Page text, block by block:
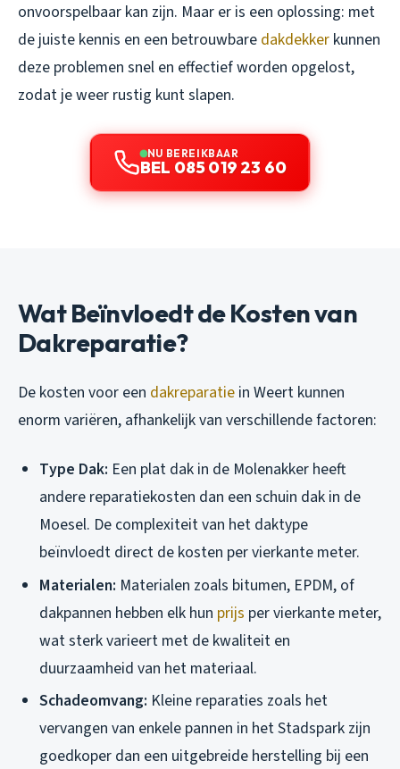
onvoorspelbaar kan zijn. Maar er is een oplossing: met
de juiste kennis en een betrouwbare dakdekker kunnen
deze problemen snel en effectief worden opgelost,
zodat je weer rustig kunt slapen.
NU BEREIKBAAR
BEL 085 019 23 60
Wat Beïnvloedt de Kosten van
Dakreparatie?
De kosten voor een dakreparatie in Weert kunnen
enorm variëren, afhankelijk van verschillende factoren:
Type Dak: Een plat dak in de Molenakker heeft
andere reparatiekosten dan een schuin dak in de
Moesel. De complexiteit van het daktype
beïnvloedt direct de kosten per vierkante meter.
Materialen: Materialen zoals bitumen, EPDM, of
dakpannen hebben elk hun prijs per vierkante meter,
wat sterk varieert met de kwaliteit en
duurzaamheid van het materiaal.
Schadeomvang: Kleine reparaties zoals het
vervangen van enkele pannen in het Stadspark zijn
goedkoper dan een uitgebreide herstelling bij een